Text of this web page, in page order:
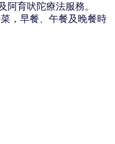
育吠陀療法服務。
，早餐、午餐及晚餐時